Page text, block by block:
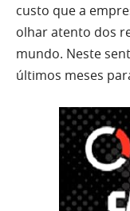
custo que a
olhar atento dos
mundo. Neste
últimos meses